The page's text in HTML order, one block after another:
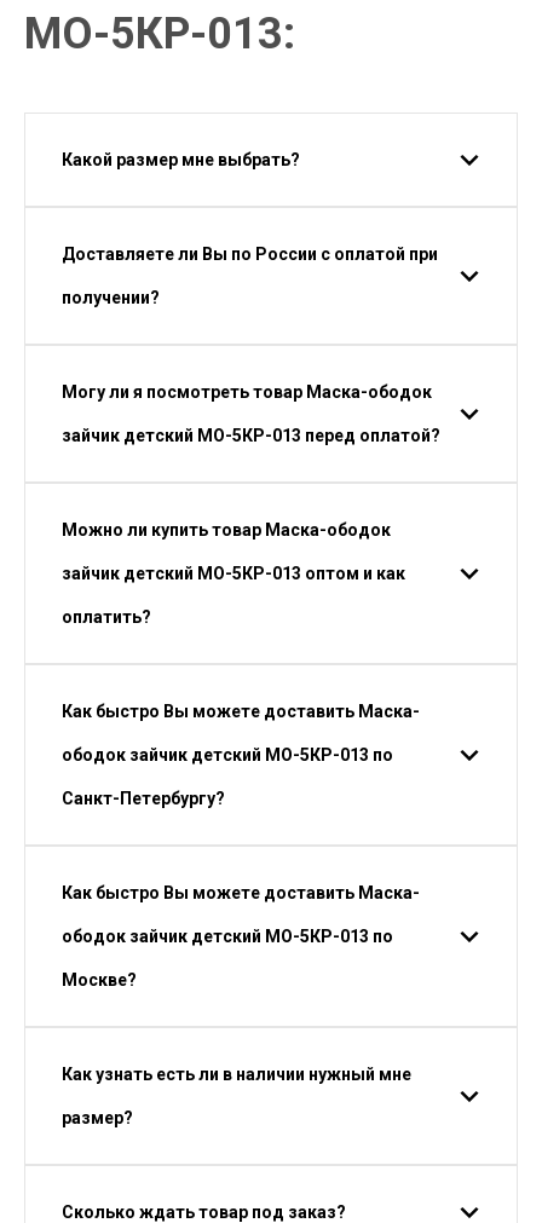
МО-5КР-013:
Какой размер мне выбрать?
Доставляете ли Вы по России с оплатой при
получении?
Могу ли я посмотреть товар Маска-ободок
зайчик детский МО-5КР-013 перед оплатой?
Можно ли купить товар Маска-ободок
зайчик детский МО-5КР-013 оптом и как
оплатить?
Как быстро Вы можете доставить Маска-
ободок зайчик детский МО-5КР-013 по
Санкт-Петербургу?
Как быстро Вы можете доставить Маска-
ободок зайчик детский МО-5КР-013 по
Москве?
Как узнать есть ли в наличии нужный мне
размер?
Сколько ждать товар под заказ?